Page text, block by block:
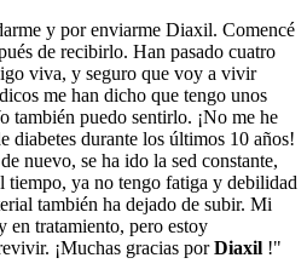
y por enviarme Diaxil. Comencé
de recibirlo. Han pasado cuatro
viva, y seguro que voy a vivir
me han dicho que tengo unos
también puedo sentirlo. ¡No me he
diabetes durante los últimos 10 años!
nuevo, se ha ido la sed constante,
tiempo, ya no tengo fatiga y debilidad
también ha dejado de subir. Mi
en tratamiento, pero estoy
¡Muchas gracias porDiaxil !"